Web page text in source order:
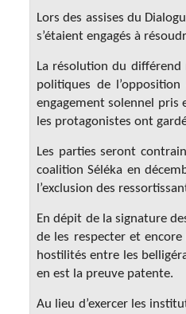
Lors des assises du
s’étaient engagés à
La résolution du
politiques de
engagement solennel pris
les protagonistes ont
Les parties seront
coalition Séléka en
l’exclusion des
En dépit de la signature
de les respecter et
hostilités entre les
en est la preuve patente.
Au lieu d’exercer les